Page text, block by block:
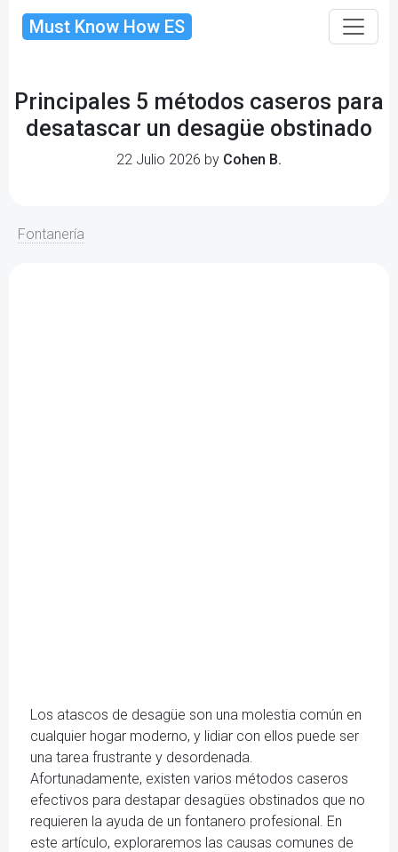
Must Know How ES
Principales 5 métodos caseros para
desatascar un desagüe obstinado
22 Julio 2026 by Cohen B.
Fontanería
Los atascos de desagüe son una molestia común en
cualquier hogar moderno, y lidiar con ellos puede ser
una tarea frustrante y desordenada.
Afortunadamente, existen varios métodos caseros
efectivos para destapar desagües obstinados que no
requieren la ayuda de un fontanero profesional. En
este artículo, exploraremos las causas comunes de